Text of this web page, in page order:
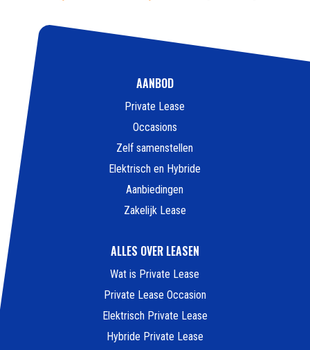
AANBOD
Private Lease
Occasions
Zelf samenstellen
Elektrisch en Hybride
Aanbiedingen
Zakelijk Lease
ALLES OVER LEASEN
Wat is Private Lease
Private Lease Occasion
Elektrisch Private Lease
Hybride Private Lease